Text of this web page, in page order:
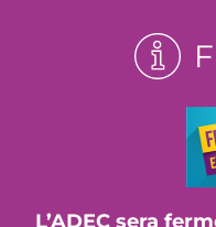
L’ADEC sera